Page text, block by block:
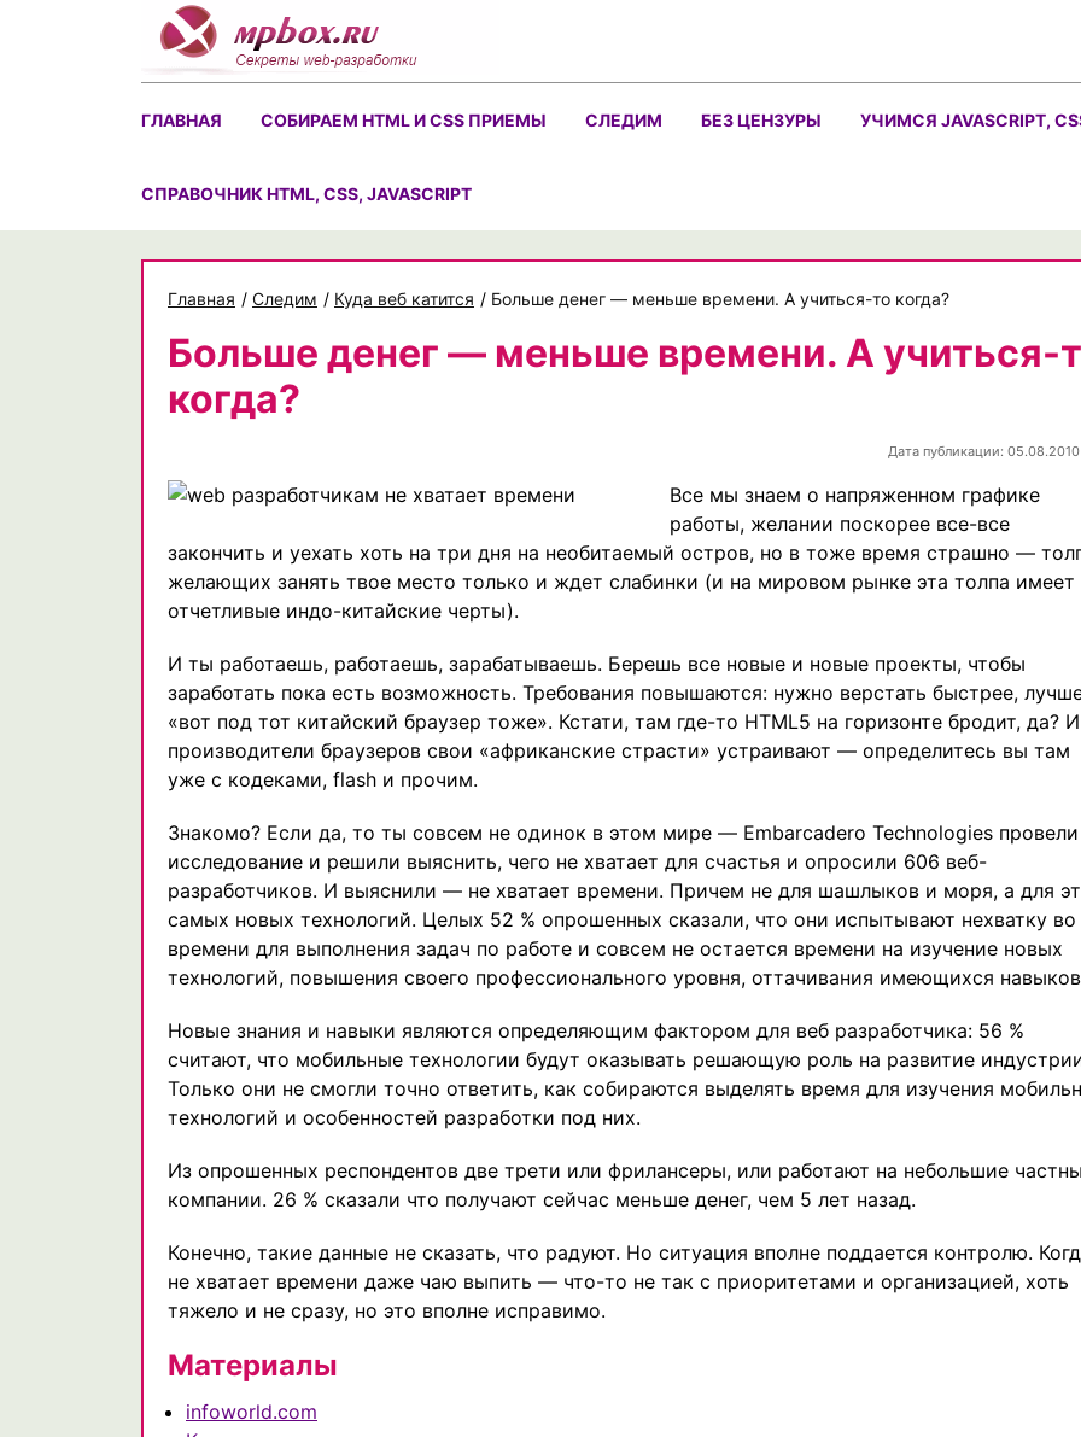
ГЛАВНАЯ СОБИРАЕМ HTML И CSS ПРИЕМЫ СЛЕДИМ БЕЗ ЦЕНЗУРЫ УЧИМСЯ JAVASCRIPT,
CПРАВОЧНИК HTML, CSS, JAVASCRIPT
Главная / Следим / Куда веб катится / Больше денег — меньше времени. А учиться-то когда?
Больше денег — меньше времени. А учиться-
когда?
Дата публикации: 05.08.2010
Все мы знаем о напряженном графике
работы, желании поскорее все-все
закончить и уехать хоть на три дня на необитаемый остров, но в тоже время страшно —
желающих занять твое место только и ждет слабинки (и на мировом рынке эта толпа имеет
отчетливые индо-китайские черты).
И ты работаешь, работаешь, зарабатываешь. Берешь все новые и новые проекты, чтобы
заработать пока есть возможность. Требования повышаются: нужно верстать быстрее,
«вот под тот китайский браузер тоже». Кстати, там где-то HTML5 на горизонте бродит, да? И
производители браузеров свои «африканские страсти» устраивают — определитесь вы там
уже с кодеками, flash и прочим.
Знакомо? Если да, то ты совсем не одинок в этом мире — Embarcadero Technologies провели
исследование и решили выяснить, чего не хватает для счастья и опросили 606 веб-
разработчиков. И выяснили — не хватает времени. Причем не для шашлыков и моря, а для
самых новых технологий. Целых 52 % опрошенных сказали, что они испытывают нехватку во
времени для выполнения задач по работе и совсем не остается времени на изучение новых
технологий, повышения своего профессионального уровня, оттачивания имеющихся
Новые знания и навыки являются определяющим фактором для веб разработчика: 56 %
считают, что мобильные технологии будут оказывать решающую роль на развитие
Только они не смогли точно ответить, как собираются выделять время для изучения
технологий и особенностей разработки под них.
Из опрошенных респондентов две трети или фрилансеры, или работают на небольшие
компании. 26 % сказали что получают сейчас меньше денег, чем 5 лет назад.
Конечно, такие данные не сказать, что радуют. Но ситуация вполне поддается контролю.
не хватает времени даже чаю выпить — что-то не так с приоритетами и организацией, хоть
тяжело и не сразу, но это вполне исправимо.
Материалы
infoworld.com